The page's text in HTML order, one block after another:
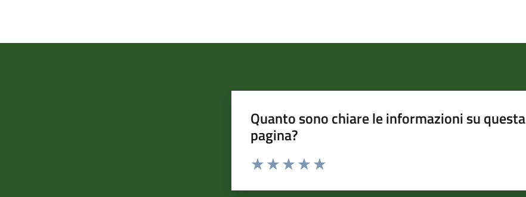
Quanto sono chiare le informazioni su questa
pagina?
Valuta da 1 a 5 stelle la pagina